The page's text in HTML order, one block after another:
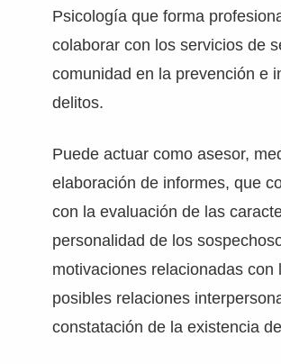
Psicología que forma
colaborar con los servicios de
comunidad en la prevención e
delitos.
Puede actuar como asesor,
elaboración de informes, que
con la evaluación de las
personalidad de los
motivaciones relacionadas con
posibles relaciones
constatación de la existencia